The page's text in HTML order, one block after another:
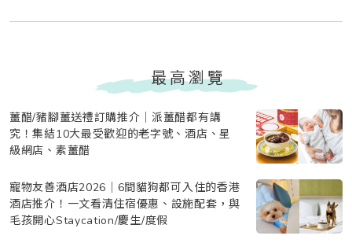
最高瀏覽
薑醋/豬腳薑送禮訂購推介｜派薑醋都有講
究！集結10大最受歡迎的老字號、酒店、星
級網店、素薑醋
寵物友善酒店2026｜6間貓狗都可入住的香港
酒店推介！一文看清住宿優惠、設施配套，與
毛孩開心Staycation/慶生/度假